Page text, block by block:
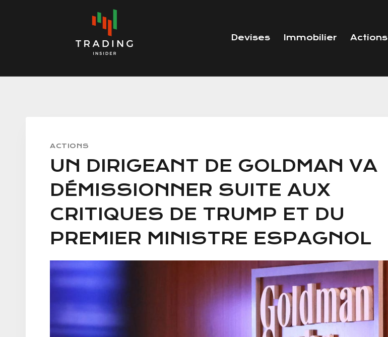
Devises Immobilier Actions
ACTIONS
UN DIRIGEANT DE GOLDMAN VA
DÉMISSIONNER SUITE AUX
CRITIQUES DE TRUMP ET DU
PREMIER MINISTRE ESPAGNOL